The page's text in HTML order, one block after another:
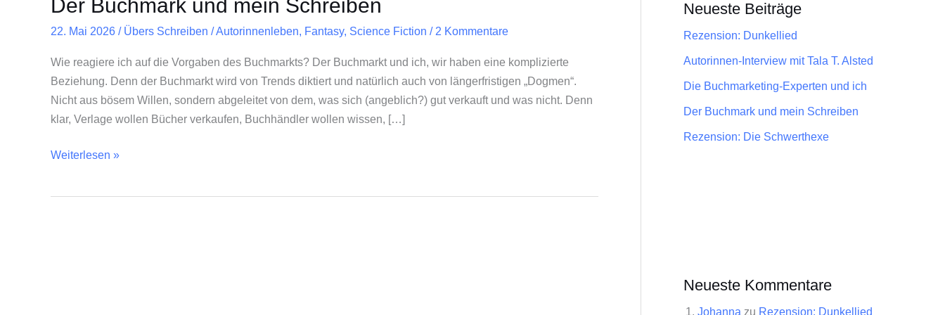
Der Buchmark und mein Schreiben
22. Mai 2026 / Übers Schreiben /Autorinnenleben, Fantasy, Science Fiction / 2 Kommentare
Wie reagiere ich auf die Vorgaben des Buchmarkts? Der Buchmarkt und ich, wir haben eine komplizierte
Beziehung. Denn der Buchmarkt wird von Trends diktiert und natürlich auch von längerfristigen „Dogmen“.
Nicht aus bösem Willen, sondern abgeleitet von dem, was sich (angeblich?) gut verkauft und was nicht. Denn
klar, Verlage wollen Bücher verkaufen, Buchhändler wollen wissen, […]
Weiterlesen »
Neueste Beiträge
Rezension: Dunkellied
Autorinnen-Interview mit Tala T. Alsted
Die Buchmarketing-Experten und ich
Der Buchmark und mein Schreiben
Rezension: Die Schwerthexe
Neueste Kommentare
Johanna zu Rezension: Dunkellied